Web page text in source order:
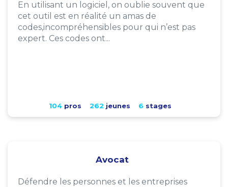
En utilisant un logiciel, on oublie souvent que
cet outil est en réalité un amas de
codes,incompréhensibles pour qui n’est pas
expert. Ces codes ont...
104pros 262 jeunes 6 stages
Avocat
Défendre les personnes et les entreprises